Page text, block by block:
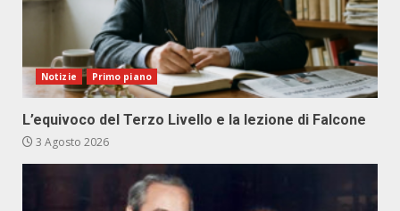
Notizie Primo piano
L’equivoco del Terzo Livello e la lezione di Falcone
3 Agosto 2026